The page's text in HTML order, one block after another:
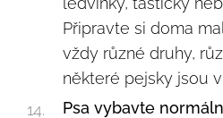
Připravte si doma
vždy různé druhy,
některé pejsky jsou
Psa vybavte